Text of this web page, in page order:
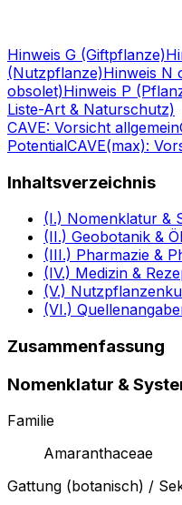
Hinweis G (Giftpflanze)
(Nutzpflanze)Hinweis N
obsolet)Hinweis P
Liste-Art & Naturschutz)
CAVE: Vorsicht allgemein
PotentialCAVE(max):
Inhaltsverzeichnis
(I.) Nomenklatur &
(II.) Geobotanik &
(III.) Pharmazie &
(IV.) Medizin &
(V.)
(VI.)
Zusammenfassung
Nomenklatur &
Familie
Amaranthaceae
Gattung (botanisch) /